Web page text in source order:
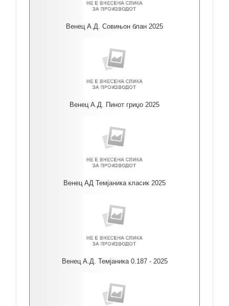
Венец А.Д. Совињон блан 2025
Венец А.Д. Пинот гриџо 2025
Венец АД Темјаника класик 2025
Венец А.Д. Темјаника 0.187 - 2025